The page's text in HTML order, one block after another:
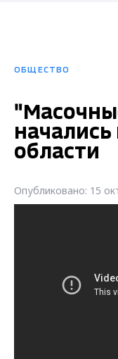
ОБЩЕСТВО
области
Опубликовано: 15